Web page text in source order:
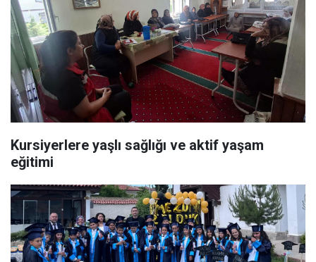
Kursiyerlere yaşlı sağlığı ve aktif yaşam
eğitimi